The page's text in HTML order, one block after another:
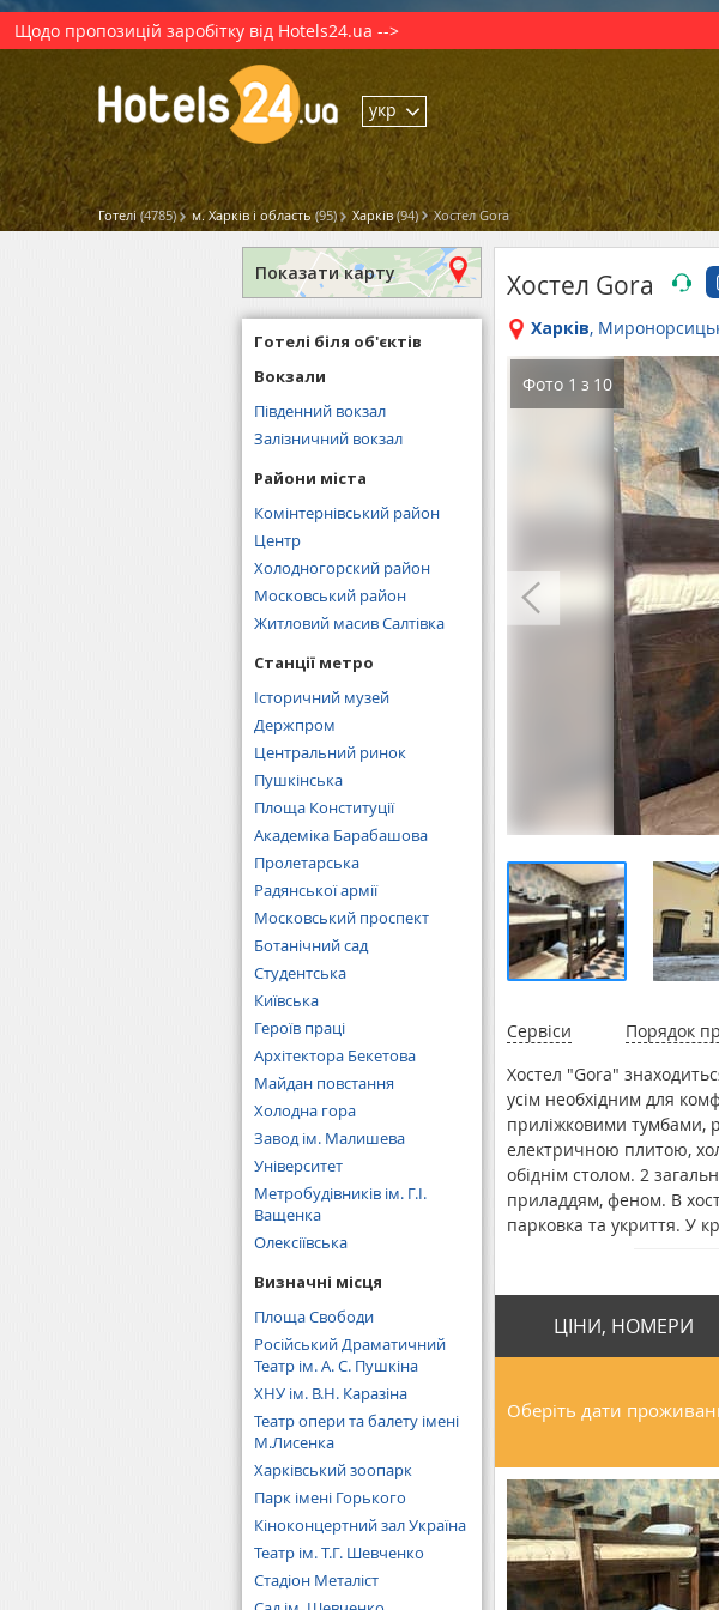
Щодо пропозицій заробітку від Hotels24.ua -->
укр
Готелі (4785) м. Харків і область (95) Харків (94) Хостел Gora
Хостел Gora
Харків,
Фото 1 з 10
Сервіси Порядок
Хостел "Gora"
усім необхідним для
приліжковими тумбами,
електричною плитою,
обіднім столом. 2
приладдям, феном. В
парковка та укриття. У
зупинка громадського
ЦІНИ, НОМЕРИ
Оберіть дати
Показати карту
Готелі біля об'єктів
Вокзали
Південний вокзал
Залізничний вокзал
Райони міста
Комінтернівський район
Центр
Холодногорский район
Московський район
Житловий масив Салтівка
Станції метро
Історичний музей
Держпром
Центральний ринок
Пушкінська
Площа Конституції
Академіка Барабашова
Пролетарська
Радянської армії
Московський проспект
Ботанічний сад
Студентська
Київська
Героїв праці
Архітектора Бекетова
Майдан повстання
Холодна гора
Завод ім. Малишева
Університет
Метробудівників ім. Г.І.
Ващенка
Олексіївська
Визначні місця
Площа Свободи
Російський Драматичний
Театр ім. А. C. Пушкіна
ХНУ ім. В.Н. Каразіна
Театр опери та балету імені
М.Лисенка
Харківський зоопарк
Парк імені Горького
Кіноконцертний зал Україна
Театр ім. Т.Г. Шевченко
Стадіон Металіст